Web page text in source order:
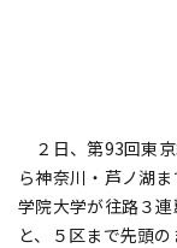
２日、第93回東
ら神奈川・芦ノ湖
学院大学が往路３
と、５区まで先頭